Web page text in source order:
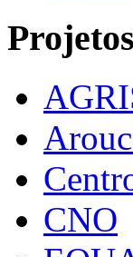
CNO